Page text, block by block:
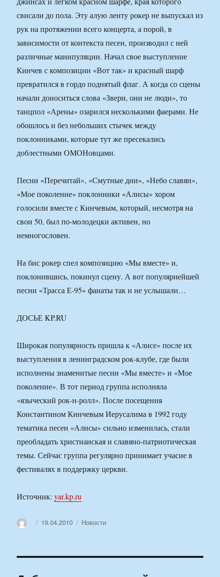
свисали до пола. Эту алую ленту рокер не выпускал из
рук на протяжении всего концерта, а порой, в
зависимости от контекста песен, производил с ней
различные манипуляции. Начал свое выступление
Кинчев с композиции «Вот так» и красный шарф
превратился в гордо поднятый флаг. А когда со сцены
начали доноситься слова «Звери, они не люди», то
танцпол «Арены» озарился несколькими фаерами. Не
обошлось и без небольших стычек между
поклонниками, которые тут же пресекались
доблестными ОМОНовцами.
Песни «Перечитай», «Смутные дни», «Небо славян»,
«Мое поколение» поклонники «Алисы» хором
голосили вместе с Кинчевым, который, несмотря на
свои 50, был по-молодецки активен, но
немногословен.
На бис рокер спел композицию «Мы вместе» и,
поклонившись, покинул сцену. А вот популярнейшей
песни «Трасса Е-95» фанаты так и не услышали…
ДОСЬЕ KP.RU
Широкая популярность пришла к «Алисе» после их
выступления в ленинградском рок-клубе, где были
исполнены знаменитые песни «Мы вместе» и «Мое
поколение». В тот период группа исполняла
«языческий рок-н-ролл». После посещения
Константином Кинчевым Иерусалима в 1992 году
тематика песен «Алисы» сильно изменилась, стали
преобладать христианская и славяно-патриотическая
темы. Сейчас группа регулярно принимает учасие в
фестивалях в поддержку церкви.
Источник:yar.kp.ru
АвторОпубликовано
19.04.2010 Рубрики
Новости